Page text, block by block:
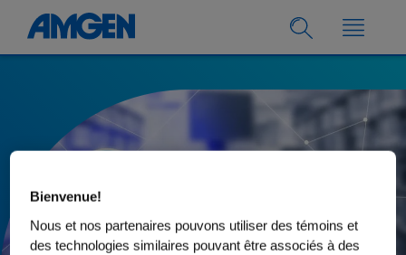
Bienvenue!
Nous et nos partenaires pouvons utiliser des témoins et
des technologies similaires pouvant être associés à des